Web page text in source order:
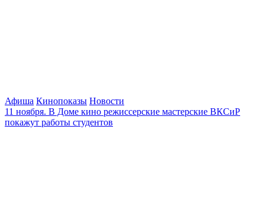
Афиша Кинопоказы Новости
11 ноября. В Доме кино режиссерские мастерские ВКСиР
покажут работы студентов